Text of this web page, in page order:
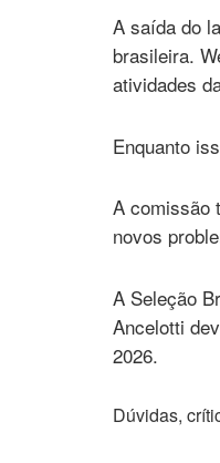
A saída do
brasileira.
atividades
Enquanto
A comissão
novos
A Seleção
Ancelotti
2026.
Dúvidas,